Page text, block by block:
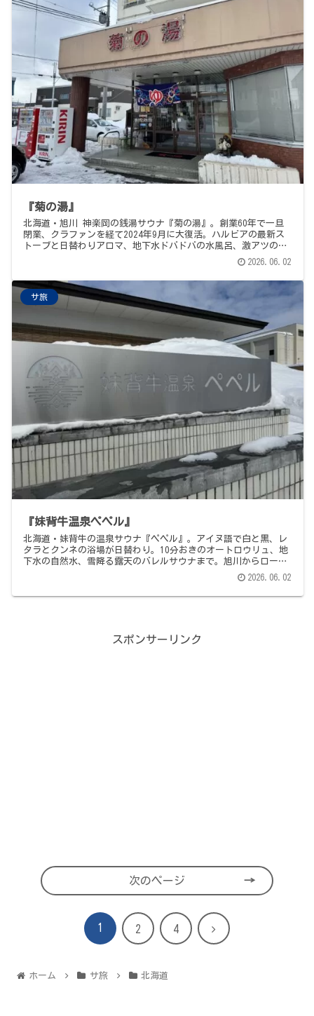
『菊の湯』
北海道・旭川 神楽岡の銭湯サウナ『菊の湯』。創業60年で一旦
閉業、クラファンを経て2024年9月に大復活。ハルビアの最新ス
トーブと日替わりアロマ、地下水ドバドバの水風呂、激アツの熱
湯。腹ごしらえは蜂屋『濃いーの』のスモークサウナラーメン。
2026.06.02
サ旅
『妹背牛温泉ペペル』
北海道・妹背牛の温泉サウナ『ペペル』。アイヌ語で白と黒、レ
タラとクンネの浴場が日替わり。10分おきのオートロウリュ、地
下水の自然水、雪降る露天のバレルサウナまで。旭川からローカ
2026.06.02
スポンサーリンク
次のページ
1 2 4 次
ホーム サ旅 北海道